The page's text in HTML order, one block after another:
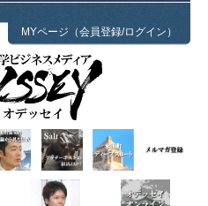
MYページ（会員登録/ログイン）